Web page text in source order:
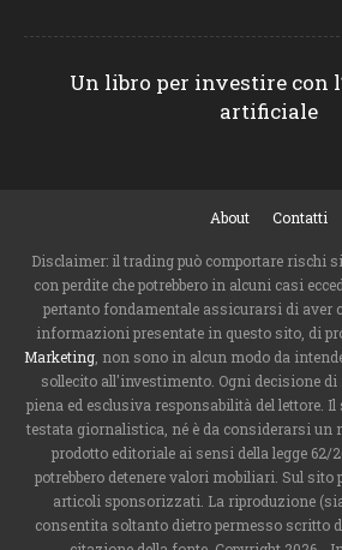
Un libro per investire con
artificiale
About Contatti
Disclaimer: il trading può comportare rischi
con perdite che potrebbero in alcuni casi
pertanto fondamentale assicurarsi di aver
informazioni presentate in questo sito, di
Marketing , non sono in alcun modo da
sollecito all'investimento. Ogni decisione
piena ed esclusiva responsabilità del lettore.
testata giornalistica, né è da considerarsi
prodotto editoriale ai sensi della legge 62/
potrebbero detenere valori mobiliari. Sul sito
articoli sponsorizzati. La riproduzione
consentita soltanto dietro permesso scritto